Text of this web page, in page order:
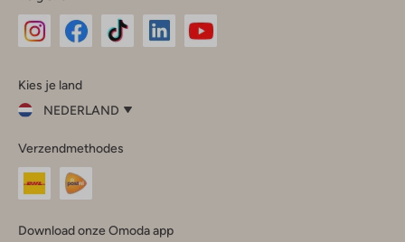
InstagramFacebook
Kies je land
NEDERLAND
je
land
Nederland
Verzendmethodes
Download onze Omoda app